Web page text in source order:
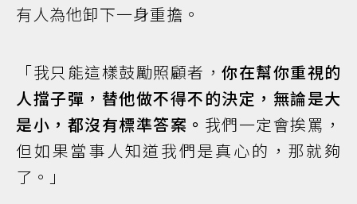
有人為他卸下一身重擔。
「我只能這樣鼓勵照顧者， 你在幫你重視的
人擋子彈，替他做不得不的決定，無論是大
是小，都沒有標準答案。 我們一定會挨罵，
但如果當事人知道我們是真心的，那就夠
了。」